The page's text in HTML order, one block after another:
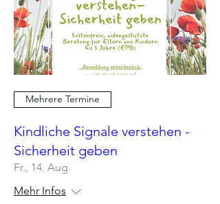
Mehrere Termine
Kindliche Signale verstehen -
Sicherheit geben
Fr., 14. Aug.
Mehr Infos